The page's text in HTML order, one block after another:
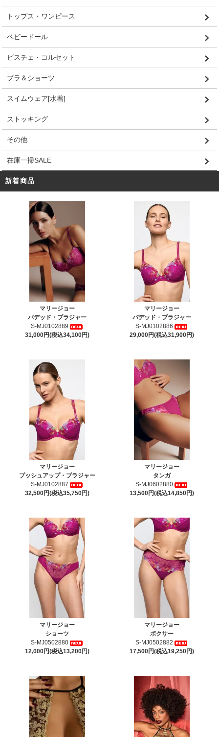
トップス・ワンピース
ベビードール
ビスチェ・コルセット
ブラ＆ショーツ
スイムウェア[水着]
ストッキング
その他
在庫一掃SALE
新着商品
マリージョー
パデッド・ブラジャー
S-MJ0102889
31,000円(税込34,100円)
マリージョー
パデッド・ブラジャー
S-MJ0102886
29,000円(税込31,900円)
マリージョー
プッシュアップ・ブラジャー
S-MJ0102887
32,500円(税込35,750円)
マリージョー
タンガ
S-MJ0602880
13,500円(税込14,850円)
マリージョー
ショーツ
S-MJ0502880
12,000円(税込13,200円)
マリージョー
ボクサー
S-MJ0502882
17,500円(税込19,250円)